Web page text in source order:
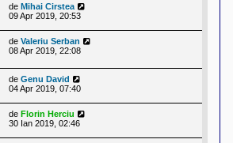
de Mihai Cirstea
09 Apr 2019, 20:53
de Valeriu Serban
08 Apr 2019, 22:08
de Genu David
04 Apr 2019, 07:40
de Florin Herciu
30 Ian 2019, 02:46